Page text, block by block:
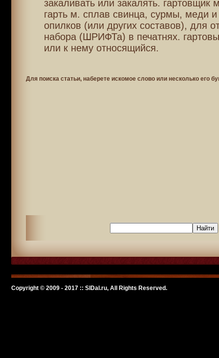
закаливать или закалять. гартовщик
гарть м. сплав свинца, сурмы, меди
опилков (или других составов), для
набора (ШРИФТа) в печатнях.
или к нему относящийся.
Для поиска статьи, наберете искомое слово или несколько его
Copyright © 2009 - 2017 :: SlDal.ru, All Rights Reserved.